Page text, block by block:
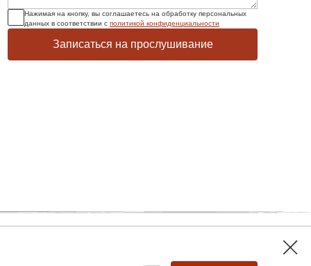
Нажимая на кнопку, вы соглашаетесь на обработку персональных
данных в соответствии с политикой конфиденциальности
Записаться на прослушивание